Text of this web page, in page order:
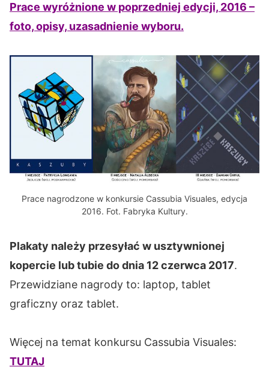
Prace wyróżnione w poprzedniej edycji, 2016 –
foto, opisy, uzasadnienie wyboru.
Prace nagrodzone w konkursie Cassubia Visuales, edycja
2016. Fot. Fabryka Kultury.
Plakaty należy przesyłać w usztywnionej
kopercie lub tubie do dnia 12 czerwca 2017.
Przewidziane nagrody to: laptop, tablet
graficzny oraz tablet.
Więcej na temat konkursu Cassubia Visuales:
TUTAJ